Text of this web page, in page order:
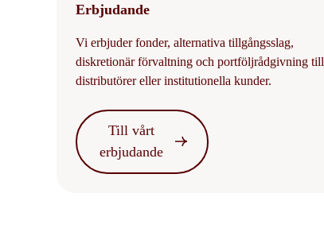
Erbjudande
Vi erbjuder fonder, alternativa tillgångsslag,
diskretionär förvaltning och portföljrådgivning till
distributörer eller institutionella kunder.
Till vårt
erbjudande